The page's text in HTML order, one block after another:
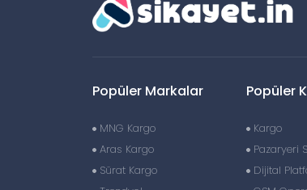
Popüler Markalar
MNG Kargo
Aras Kargo
Sürat Kargo
Popüler
Kargo
Pazaryeri
Dijital